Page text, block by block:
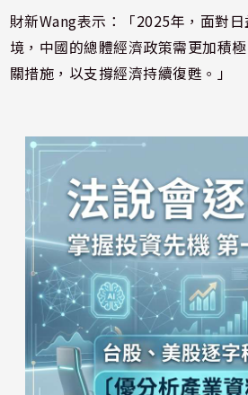
財新Wang表示：「2025年，面對
境，中國的總體經濟政策需更加積
關措施，以支撐經濟持續復甦。」